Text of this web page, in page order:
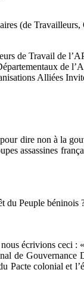
(de
de Travail de
de
Alliées
dire non à la
assassines
du Peuple béninois
écrivions ceci :
de
Pacte colonial et